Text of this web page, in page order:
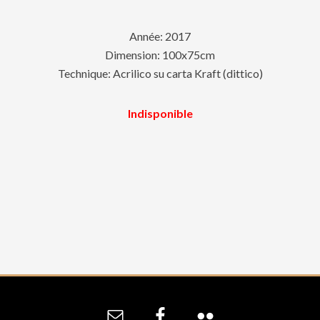
Année: 2017
Dimension: 100x75cm
Technique: Acrilico su carta Kraft (dittico)
Indisponible